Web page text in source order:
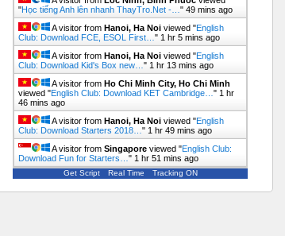
"Học tiếng Anh lên nhanh ThayTro.Net -…" 49 mins ago
A visitor from Hanoi, Ha Noi viewed "English
Club: Download FCE, ESOL First…" 1 hr 5 mins ago
A visitor from Hanoi, Ha Noi viewed "English
Club: Download Kid's Box new…" 1 hr 13 mins ago
A visitor from Ho Chi Minh City, Ho Chi Minh
viewed "English Club: Download KET Cambridge…" 1 hr
46 mins ago
A visitor from Hanoi, Ha Noi viewed "English
Club: Download Starters 2018…" 1 hr 49 mins ago
A visitor from Singapore viewed "English Club:
Download Fun for Starters…" 1 hr 51 mins ago
Get Script Real Time Tracking ON